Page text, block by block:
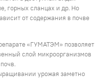
горных сланцах и др. Но
от содержания в почве
«ГУМАТЭМ» позволяет
слой микроорганизмов
урожая заметно